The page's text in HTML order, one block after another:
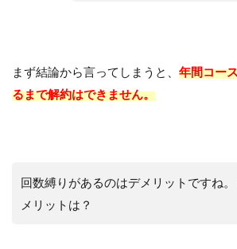
まず結論から言ってしまうと、 年間コー
るまで解約はできません。
回数縛りがあるのはデメリットですね
メリットは？